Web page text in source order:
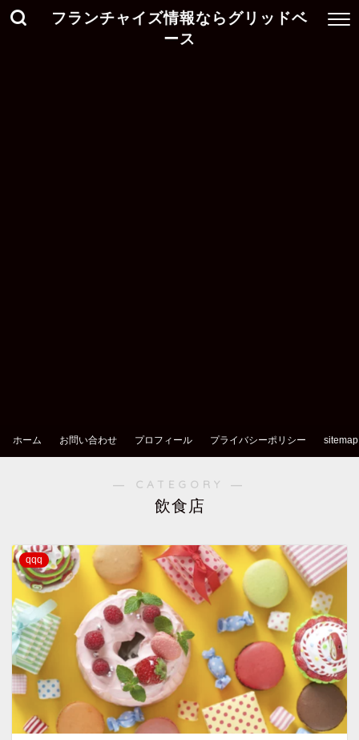
フランチャイズ情報ならグリッドベ
ース
ホーム お問い合わせ プロフィール プライバシーポリシー sitemap
― CATEGORY ―
飲食店
qqq